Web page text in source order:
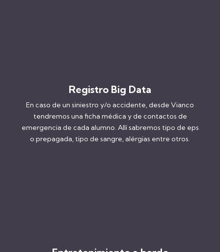
Registro Big Data
En caso de un siniestro y/o accidente, desde Vianco
tendremos una ficha médica y de contactos de
emergencia de cada alumno. Allí sabremos tipo de eps
o prepagada, tipo de sangre, alérgias entre otros.